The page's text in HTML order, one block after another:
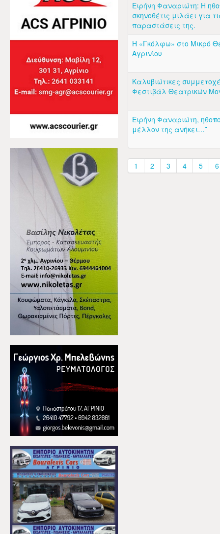
Ειρήνη Φαναριώτη: Η
σκηνοθέτις μιλάει για
παραστάσεις της.
Η «Γκόλφω» στο Μικρό
Αγρινίου
Καλυβιώτικες
Φεστιβάλ Θεατρικών
Ειρήνη Φαναριώτη,
μέλλον της ανήκει…¨
1 2 3 4 5 6